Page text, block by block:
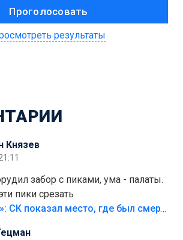
результаты
Князев
забор с пиками, ума - палаты.
пики срезать
«Попал на пику»: СК показал место, где был смертельно травмирован ребенок в Тольятти